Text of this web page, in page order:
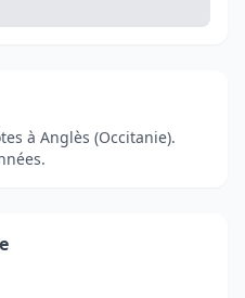
à Anglès (Occitanie).